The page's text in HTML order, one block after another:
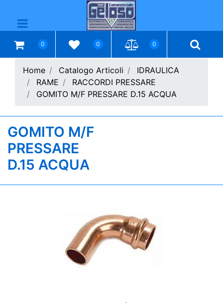
Open menu
0 0 0
Home Catalogo Articoli
IDRAULICA
RAME
RACCORDI PRESSARE
GOMITO M/F PRESSARE D.15 ACQUA
GOMITO M/F
PRESSARE
D.15 ACQUA